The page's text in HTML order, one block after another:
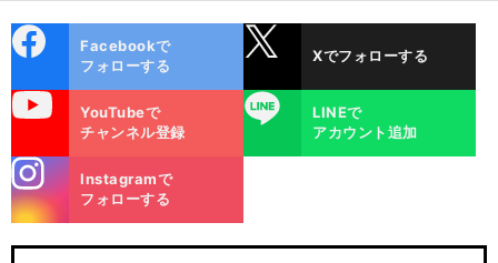
ok
Facebookで
フォローする
Xでフォローする
YouTubeで
チャンネル登録
LINE
LINEで
アカウント追加
m
Instagramで
フォローする